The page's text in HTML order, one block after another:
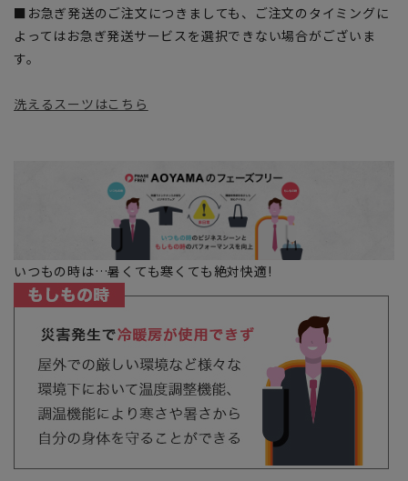
■お急ぎ発送のご注文につきましても、ご注文のタイミングに
よってはお急ぎ発送サービスを選択できない場合がございま
す。
洗えるスーツはこちら
いつもの時は…暑くても寒くても絶対快適!